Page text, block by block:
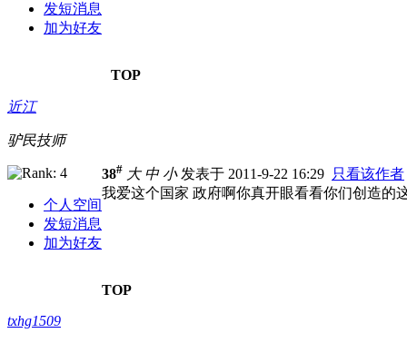
发短消息
加为好友
TOP
近江
驴民技师
个人空间
发短消息
加为好友
38# 大 中 小发表于 2011-9-22 16:29 只看该作者
我爱这个国家 政府啊你真开眼看看你们创造的
TOP
txhg1509